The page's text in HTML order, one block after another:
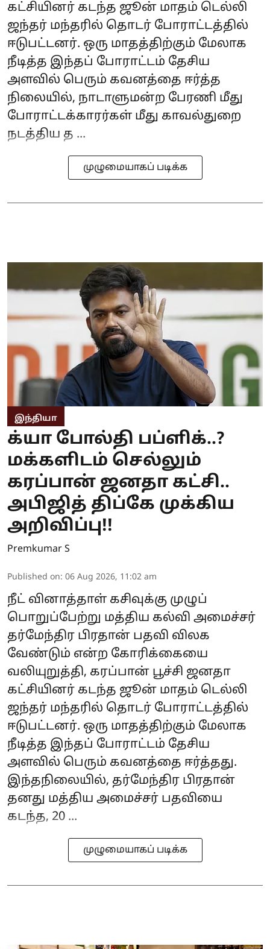
கட்சியினர் கடந்த ஜூன் மாதம் டெல்லி
ஜந்தர் மந்தரில் தொடர் போராட்டத்தில்
ஈடுபட்டனர். ஒரு மாதத்திற்கும் மேலாக
நீடித்த இந்தப் போராட்டம் தேசிய
அளவில் பெரும் கவனத்தை ஈர்த்த
நிலையில், நாடாளுமன்ற பேரணி மீது
போராட்டக்காரர்கள் மீது காவல்துறை
நடத்திய த ...
முழுமையாகப் படிக்க
இந்தியா
க்யா போல்தி பப்ளிக்..?
மக்களிடம் செல்லும்
கரப்பான் ஜனதா கட்சி..
அபிஜித் திப்கே முக்கிய
அறிவிப்பு!!
Premkumar S
Published on: 06 Aug 2026, 11:02 am
நீட் வினாத்தாள் கசிவுக்கு முழுப்
பொறுப்பேற்று மத்திய கல்வி அமைச்சர்
தர்மேந்திர பிரதான் பதவி விலக
வேண்டும் என்ற கோரிக்கையை
வலியுறுத்தி, கரப்பான் பூச்சி ஜனதா
கட்சியினர் கடந்த ஜூன் மாதம் டெல்லி
ஜந்தர் மந்தரில் தொடர் போராட்டத்தில்
ஈடுபட்டனர். ஒரு மாதத்திற்கும் மேலாக
நீடித்த இந்தப் போராட்டம் தேசிய
அளவில் பெரும் கவனத்தை ஈர்த்தது.
இந்தநிலையில், தர்மேந்திர பிரதான்
தனது மத்திய அமைச்சர் பதவியை
கடந்த, 20 ...
முழுமையாகப் படிக்க